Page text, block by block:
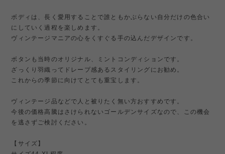
ボディは、長く愛用することで誰ともかぶらない自分だけの色合い
にしていく過程を楽しめます。
ヴィンテージマニアの心をくすぐる手の込んだデザインです。
ボタンも当時のオリジナル、ミントコンディションです。
ざっくり羽織ってドレープ感あるスタイリングにお勧め。
これからの季節に向けてとても重宝します。
ヴィンテージ品などで人と被りたく無い方おすすめです。
今後の価格高騰はさけられないゴールデンサイズなので、この機会
を逃さずご検討ください。
【サイズ】